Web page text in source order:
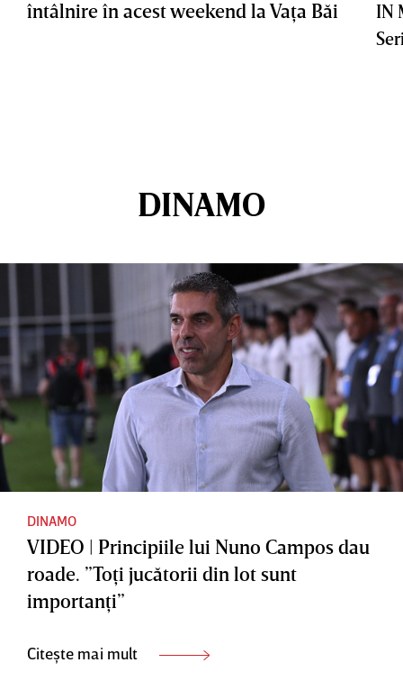
întâlnire în acest weekend la Vaţa Băi
IN
DINAMO
DINAMO
VIDEO | Principiile lui Nuno Campos dau
roade. ”Toţi jucătorii din lot sunt
importanţi”
Citește mai mult